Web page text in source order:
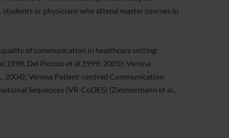
or physicians who attend master courses in
of communication in healthcare setting:
Del Piccolo et al.1999; 2005); Verona
2004); Verona Patient-centred Communication
Sequences (VR-CoDES) (Zimmermann et al.,